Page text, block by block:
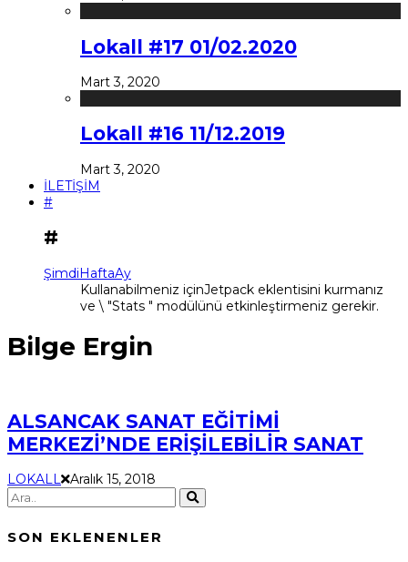
Lokall #17 01/02.2020
Mart 3, 2020
Lokall #16 11/12.2019
Mart 3, 2020
İLETİŞİM
#
#
ŞimdiHaftaAy
Kullanabilmeniz içinJetpack eklentisini kurmanız
ve \ "Stats " modülünü etkinleştirmeniz gerekir.
Bilge Ergin
ALSANCAK SANAT EĞİTİMİ
MERKEZİ’NDE ERİŞİLEBİLİR SANAT
LOKALL Aralık 15, 2018
SON EKLENENLER